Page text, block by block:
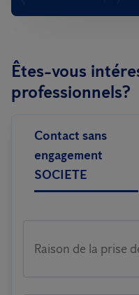
Êtes-vous
professionnels?
Contact sans
engagement
SOCIETE
Raison de la prise